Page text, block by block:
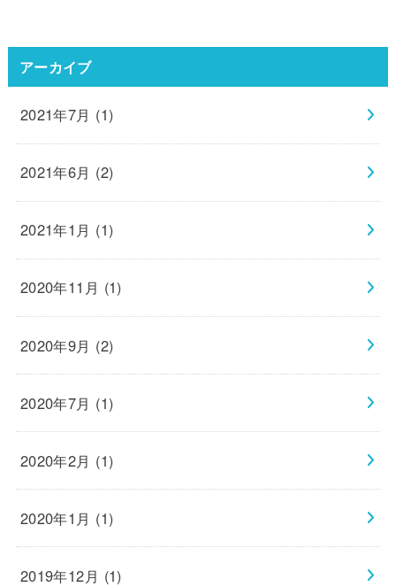
アーカイブ
2021年7月 (1)
2021年6月 (2)
2021年1月 (1)
2020年11月 (1)
2020年9月 (2)
2020年7月 (1)
2020年2月 (1)
2020年1月 (1)
2019年12月 (1)